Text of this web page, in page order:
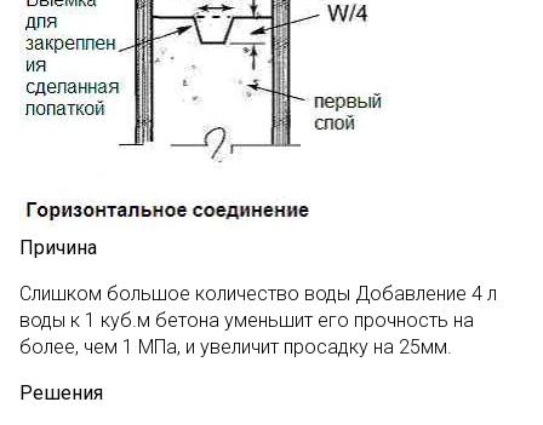
Причина
Слишком большое количество воды Добавление 4 л
воды к 1 куб.м бетона уменьшит его прочность на
более, чем 1 МПа, и увеличит просадку на 25мм.
Решения